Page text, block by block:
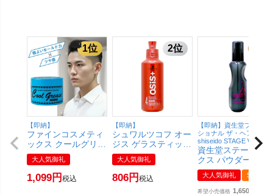
【即納】
ファインコスメティ
ックス クールグリー
スG 210g【ワック
ス/スタイリング剤/
阪本高生堂】
【SBT】 (6012934)
大人気御礼
1,099 税込
【即納】
シュワルツコフ オー
ジス ゲラスティック
146g セット力 メタ
ルジェル
【Schwarzkopf】
【SBT】 (6059655)
大人気御礼
806 税込
【即納】資生堂プロフェ
ショナル ザ・ヘアケア
shiseido STAGE WORKS
資生堂ステージワ
クス パウダーシェ
ク 150ml【SBT】
(6017286)
大人気御礼 SALE
希望小売価格 1,650